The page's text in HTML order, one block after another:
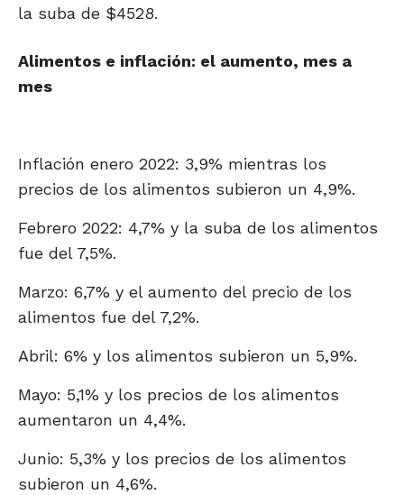
la suba de $4528.
Alimentos e inflación: el aumento, mes a
mes
Inflación enero 2022: 3,9% mientras los
precios de los alimentos subieron un 4,9%.
Febrero 2022: 4,7% y la suba de los alimentos
fue del 7,5%.
Marzo: 6,7% y el aumento del precio de los
alimentos fue del 7,2%.
Abril: 6% y los alimentos subieron un 5,9%.
Mayo: 5,1% y los precios de los alimentos
aumentaron un 4,4%.
Junio: 5,3% y los precios de los alimentos
subieron un 4,6%.